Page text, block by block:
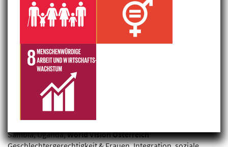
Filterergebnis: 1 gefunden
Wirtschaftliche Ermächtigung zur
Stärkung der
Geschlechtergleichstellung in
Flüchtlings- und
Aufnahmegemeinschaften in Uganda
und Sambia
Sambia, Uganda,World Vision Österreich